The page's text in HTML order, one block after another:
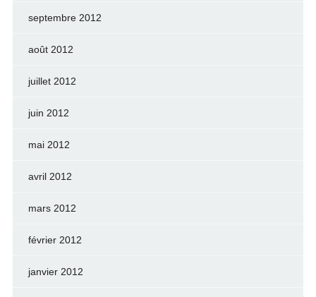
septembre 2012
août 2012
juillet 2012
juin 2012
mai 2012
avril 2012
mars 2012
février 2012
janvier 2012